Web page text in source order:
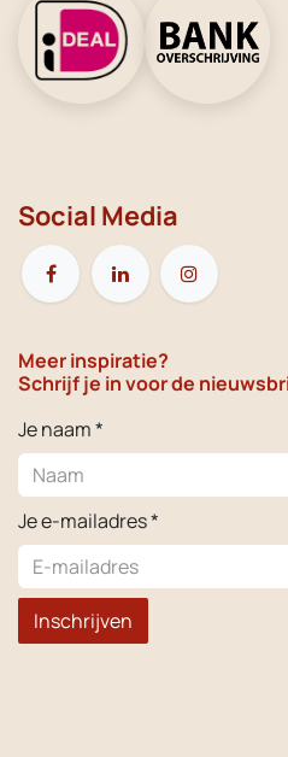
Social Media
Meer inspiratie?
Schrijf je in voor de
Je naam *
Je e-mailadres *
Inschrijven